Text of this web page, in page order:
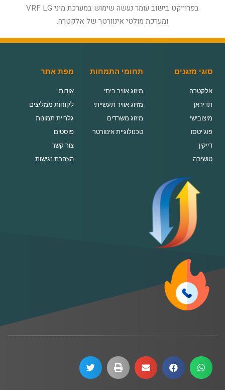
בפרוייקט בישוב עומר נעשה שימוש במערכת מיני VRF LG
ומערכת מולטי אינוורטר של אלקטרה.
סוגי מזגנים
אלקטרה
תדיראן
מיצובישי
פוג'יטסו
דייקין
טושיבה
תחומי התמחות
מיזוג אוויר ביתי
מזיוג אוויר תעשייתי
מיזוג משרדים
טכנולוגיית אינוורטר
מפת אתר
אודות
לקוחות ממליצים
גלריית תמונות
פוסטים
צור קשר
הצהרת נגישות